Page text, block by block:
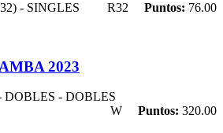
- SINGLES R32 Puntos: 76.00
2023
DOBLES - DOBLES
W
Puntos: 320.00